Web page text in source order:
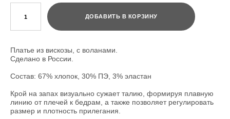
ДОБАВИТЬ В КОРЗИНУ
Платье из вискозы, с воланами.
Сделано в России.
Состав: 67% хлопок, 30% ПЭ, 3% эластан
Крой на запах визуально сужает талию, формируя плавную
линию от плечей к бедрам, а также позволяет регулировать
размер и плотность прилегания.